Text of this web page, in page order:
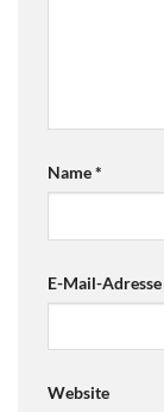
Name*
E-Mail-Adresse
Website